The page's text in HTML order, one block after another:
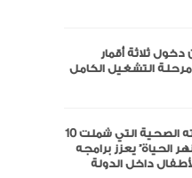
تعلن دخول ثلاثة أقمار
مواصلة لمبادراته الصحية التي شملت 10
الحياة” يعزز برامجه